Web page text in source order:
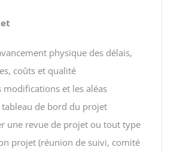
physique des délais,
coûts et qualité
modifications et les aléas
tableau de bord du projet
une revue de projet ou tout type
projet (réunion de suivi, comité